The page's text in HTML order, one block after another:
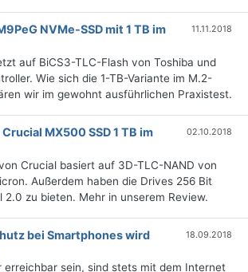
NVMe-SSD mit 1 TB im
11.11.2018
auf BiCS3-TLC-Flash von Toshiba und
Wie sich die 1-TB-Variante im M.2-
wir im gewohnt ausführlichen Praxistest.
MX500 SSD 1 TB im
02.10.2018
Crucial basiert auf 3D-TLC-NAND von
Außerdem haben die Drives 256 Bit
2.0 zu bieten. Mehr in unserem Review.
bei Smartphones wird
18.09.2018
erreichbar sein, sind stets mit dem Internet